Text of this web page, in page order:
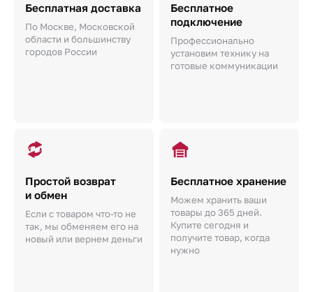
Бесплатная доставка
По Москве, Московской
области и большинству
городов России
Бесплатное
подключение
Профессионально
установим технику на
готовые коммуникации
Простой возврат
и обмен
Если с товаром что-то не
так, мы обменяем его на
новый или вернем деньги
Бесплатное хранение
Можем хранить ваши
товары до 365 дней.
Купите сегодня и
получите товар, когда
нужно